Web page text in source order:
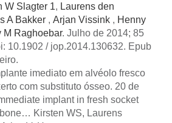
W Slagter 1, Laurens den
A Bakker , Arjan Vissink , Henny
M Raghoebar. Julho de 2014; 85
10.1902 / jop.2014.130632. Epub
imediato em alvéolo fresco
com substituto ósseo. 20 de
implant in fresh socket
Kirsten WS, Laurens